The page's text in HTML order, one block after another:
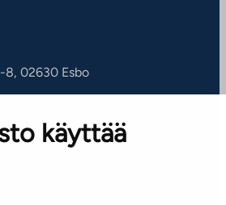
käyttää
8, 02630 Esbo